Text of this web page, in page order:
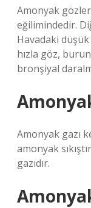
Amonyak
eğilimindedir.
Havadaki
hızla göz,
bronşiyal
Amonyak gazı
amonyak
gazıdır.